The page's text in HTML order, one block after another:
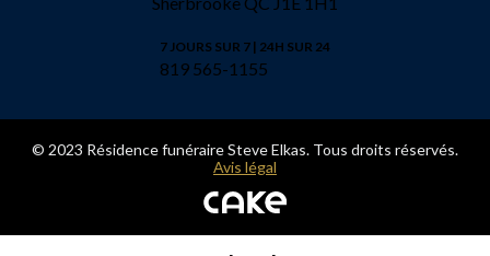
7 JOURS SUR 7 | 24H SUR 24
819 565-1155
© 2023 Résidence funéraire Steve Elkas. Tous droits réservés.
Avis légal